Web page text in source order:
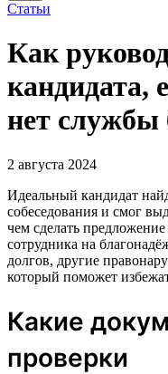
Статьи
Как
кандидата,
нет службы
2 августа 2024
Идеальный кандидат
собеседования и смог
чем сделать
сотрудника на
долгов, другие
который поможет
Какие
проверки